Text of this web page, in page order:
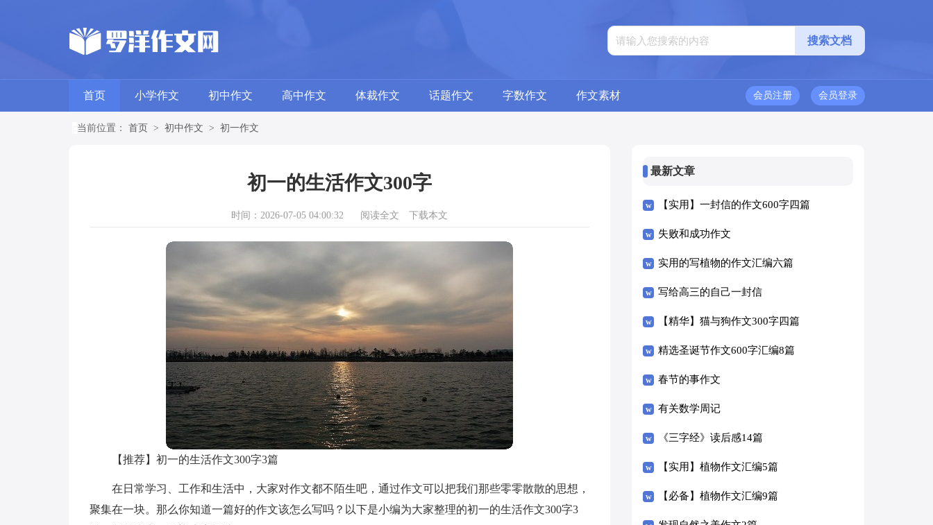
首页 小学作文 初中作文 高中作文 体裁作文 话题作文 字数作文 作文素材 会员登录
会员注册
当前位置： 首页 > 初中作文 > 初一作文
初一的生活作文300字
时间：2026-07-05 04:00:32 阅读全文 下载本文
【推荐】初一的生活作文300字3篇
在日常学习、工作和生活中，大家对作文都不陌生吧，通过作文可以把我们那些零零散散的思想，
聚集在一块。那么你知道一篇好的作文该怎么写吗？以下是小编为大家整理的初一的生活作文300字3
最新文章
【实用】一封信的作文600字四篇
失败和成功作文
实用的写植物的作文汇编六篇
写给高三的自己一封信
【精华】猫与狗作文300字四篇
精选圣诞节作文600字汇编8篇
春节的事作文
有关数学周记
《三字经》读后感14篇
【实用】植物作文汇编5篇
【必备】植物作文汇编9篇